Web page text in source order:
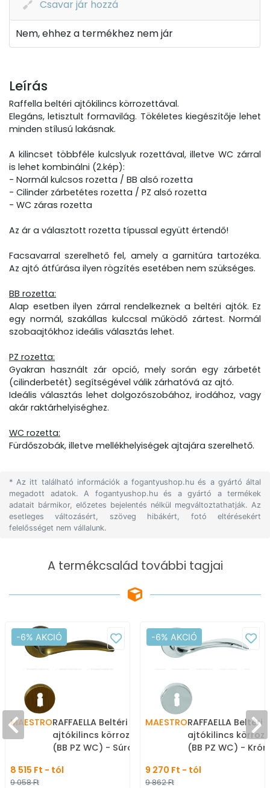
Csavar jár hozzá
Nem, ehhez a termékhez nem jár
Leírás
Raffella beltéri ajtókilincs körrozettával.
Elegáns, letisztult formavilág. Tökéletes kiegészítője lehet
minden stílusú lakásnak.
A kilincset többféle kulcslyuk rozettával, illetve WC zárral
is lehet kombinálni (2.kép):
- Normál kulcsos rozetta / BB alsó rozetta
- Cilinder zárbetétes rozetta / PZ alsó rozetta
- WC záras rozetta
Az ár a választott rozetta típussal együtt értendő!
Facsavarral szerelhető fel, amely a garnitúra tartozéka.
Az ajtó átfúrása ilyen rögzítés esetében nem szükséges.
BB rozetta:
Alap esetben ilyen zárral rendelkeznek a beltéri ajtók. Ez
egy normál, szakállas kulccsal működő zártest. Normál
szobaajtókhoz ideális választás lehet.
PZ rozetta:
Gyakran használt zár opció, mely során egy zárbetét
(cilinderbetét) segítségével válik zárhatóvá az ajtó.
Ideális választás lehet dolgozószobához, irodához, vagy
akár raktárhelyiséghez.
WC rozetta:
Fürdőszobák, illetve mellékhelyiségek ajtajára szerelhető.
* Az itt található információk a fogantyushop.hu és a gyártó által
megadott adatok. A fogantyushop.hu és a gyártó a termékek
adatait bármikor, előzetes bejelentés nélkül megváltoztathatják. Az
esetleges változásért, szöveg hibákért, fotó eltérésekért
felelősséget nem vállalunk.
A termékcsalád további tagjai
-6% AKCIÓ
MAESTRORAFFAELLA Beltéri
ajtókilincs körrozettával
(BB PZ WC) - Súrolt
ötvözet - Klasszikus
8 515 Ft - tól
9 058 Ft
-6% AKCIÓ
MAESTRORAFFAELLA Beltéri
ajtókilincs
(BB PZ WC) -
Modern rozettás
9 270 Ft - tól
9 862 Ft